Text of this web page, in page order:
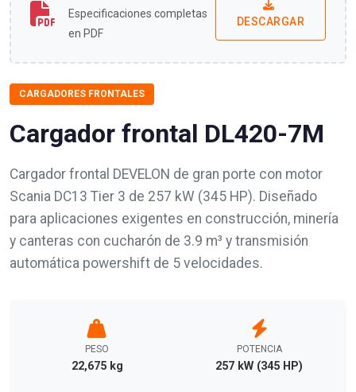
Especificaciones completas
en PDF
DESCARGAR
CARGADORES FRONTALES
Cargador frontal DL420-7M
Cargador frontal DEVELON de gran porte con motor
Scania DC13 Tier 3 de 257 kW (345 HP). Diseñado
para aplicaciones exigentes en construcción, minería
y canteras con cucharón de 3.9 m³ y transmisión
automática powershift de 5 velocidades.
PESO
22,675 kg
POTENCIA
257 kW (345 HP)